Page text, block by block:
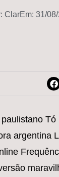
ClarEm: 31/
argentina